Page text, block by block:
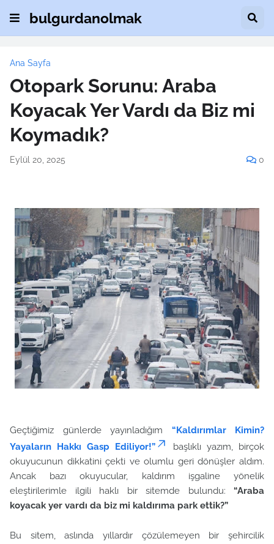
bulgurdanolmak
Ana Sayfa
Otopark Sorunu: Araba
Koyacak Yer Vardı da Biz mi
Koymadık?
Eylül 20, 2025 0
Geçtiğimiz günlerde yayınladığım “Kaldırımlar Kimin?
Yayaların Hakkı Gasp Ediliyor!”
başlıklı yazım, birçok
okuyucunun dikkatini çekti ve olumlu geri dönüşler aldım.
Ancak bazı okuyucular, kaldırım işgaline yönelik
eleştirilerimle ilgili haklı bir sitemde bulundu: “Araba
koyacak yer vardı da biz mi kaldırıma park ettik?”
Bu sitem, aslında yıllardır çözülemeyen bir şehircilik